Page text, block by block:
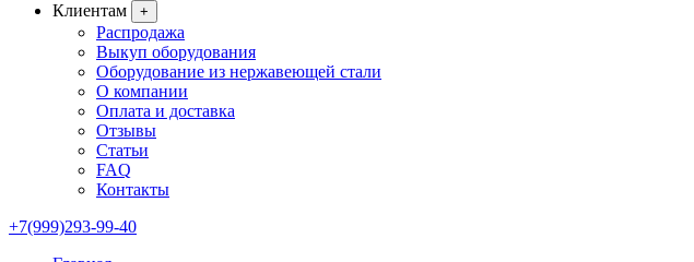
Клиентам
+
Распродажа
Выкуп оборудования
Оборудование из нержавеющей стали
О компании
Оплата и доставка
Отзывы
Статьи
FAQ
Контакты
+7(999)293-99-40